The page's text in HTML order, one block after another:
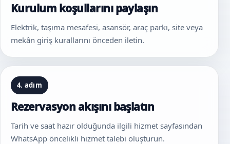
Kurulum koşullarını paylaşın
Elektrik, taşıma mesafesi, asansör, araç parkı, site veya
mekân giriş kurallarını önceden iletin.
4. adım
Rezervasyon akışını başlatın
Tarih ve saat hazır olduğunda ilgili hizmet sayfasından
WhatsApp öncelikli hizmet talebi oluşturun.